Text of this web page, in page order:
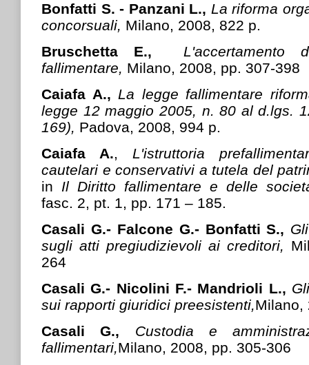
Bonfatti S. - Panzani L., La riforma
concorsuali, Milano, 2008, 822 p.
Bruschetta E.,
L'accertamento
fallimentare, Milano, 2008, pp. 307-398
Caiafa A., La legge fallimentare
legge 12 maggio 2005, n. 80 al d.lgs.
169), Padova, 2008, 994 p.
Caiafa A., L'istruttoria
cautelari e conservativi a tutela del
in Il Diritto fallimentare e delle
fasc. 2, pt. 1, pp. 171 – 185.
Casali G.- Falcone G.- Bonfatti S.,
sugli atti pregiudizievoli ai creditori,
264
Casali G.- Nicolini F.- Mandrioli L.,
sui rapporti giuridici preesistenti,Milano,
Casali G.,
Custodia e
fallimentari,Milano, 2008, pp. 305-306